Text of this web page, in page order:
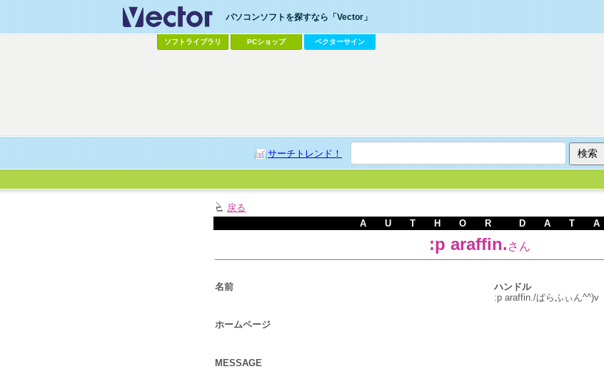
パソコンソフトを探すなら「Vector」
ソフトライブラリ PCショップ ベクターサイン
サーチトレンド！
戻る
A U T H O R D A T A
:p araffin. さん
名前
ハンドル
:p araffin./ぱらふぃん^^)v
ホームページ
MESSAGE